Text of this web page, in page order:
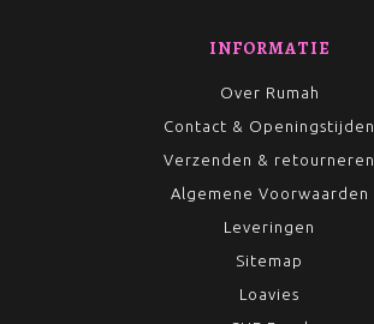
INFORMATIE
Over Rumah
Contact & Openingstijden
Verzenden & retourneren
Algemene Voorwaarden
Leveringen
Sitemap
Loavies